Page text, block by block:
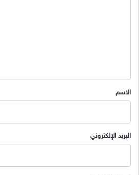
*
الاسم
البريد الإلكتروني